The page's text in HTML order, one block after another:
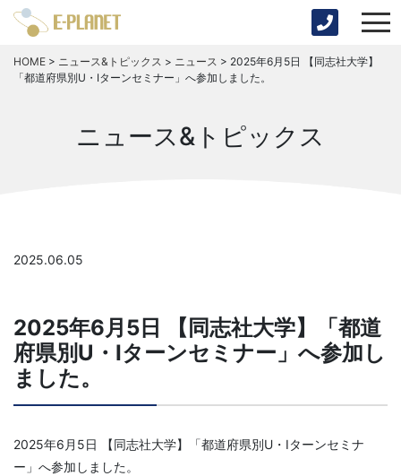
HOME > ニュース&トピックス > ニュース > 2025年6月5日 【同志社大学】
「都道府県別U・Iターンセミナー」へ参加しました。
ニュース&トピックス
2025.06.05
2025年6月5日 【同志社大学】「都道
府県別U・Iターンセミナー」へ参加し
ました。
2025年6月5日 【同志社大学】「都道府県別U・Iターンセミナ
ー」へ参加しました。